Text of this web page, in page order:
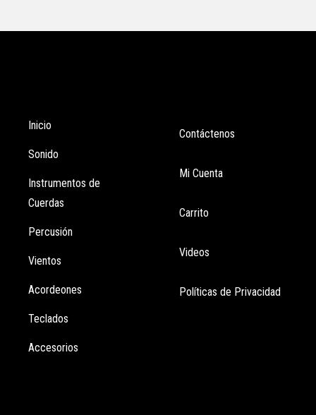
Inicio
Sonido
Instrumentos de
Cuerdas
Percusión
Vientos
Acordeones
Teclados
Accesorios
Contáctenos
Mi Cuenta
Carrito
Videos
Políticas de Privacidad